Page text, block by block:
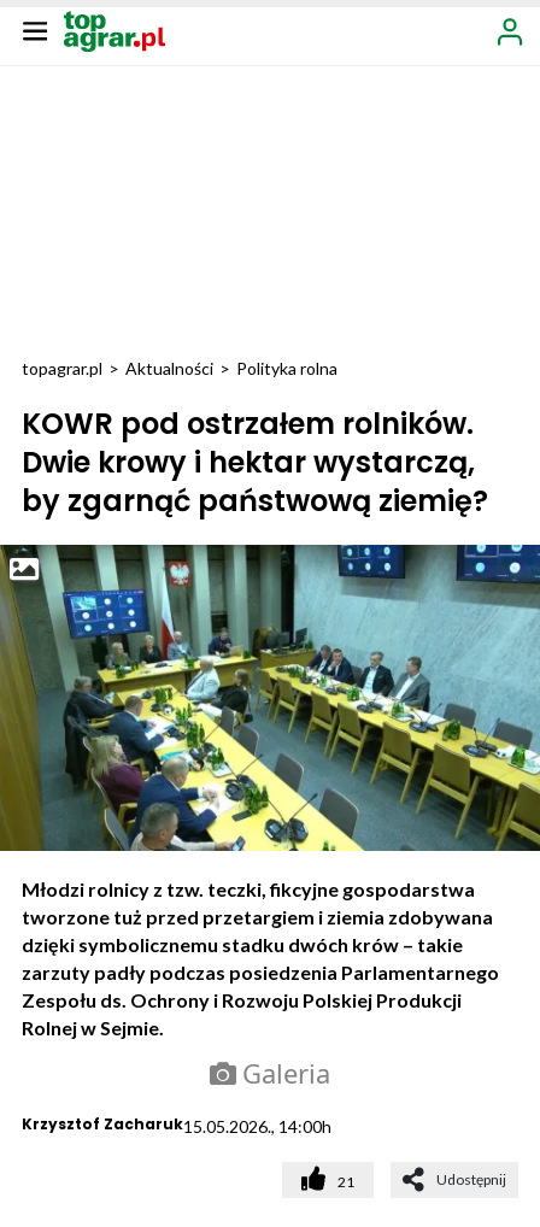
topagrar.pl > Aktualności > Polityka rolna
KOWR pod ostrzałem rolników.
Dwie krowy i hektar wystarczą,
by zgarnąć państwową ziemię?
Młodzi rolnicy z tzw. teczki, fikcyjne gospodarstwa
tworzone tuż przed przetargiem i ziemia zdobywana
dzięki symbolicznemu stadku dwóch krów – takie
zarzuty padły podczas posiedzenia Parlamentarnego
Zespołu ds. Ochrony i Rozwoju Polskiej Produkcji
Rolnej w Sejmie.
Galeria
Krzysztof Zacharuk15.05.2026., 14:00h
21 Udostępnij